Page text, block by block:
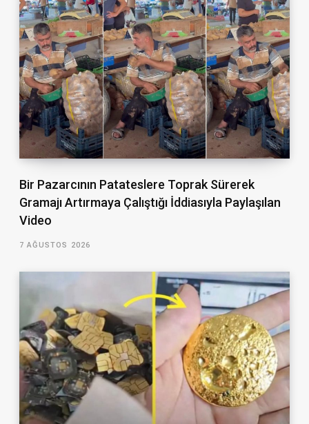
Bir Pazarcının Patateslere Toprak Sürerek
Gramajı Artırmaya Çalıştığı İddiasıyla Paylaşılan
Video
7 AĞUSTOS 2026